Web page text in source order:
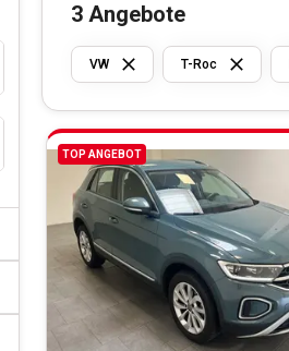
3 Angebote
VW T-Roc
TOP ANGEBOT